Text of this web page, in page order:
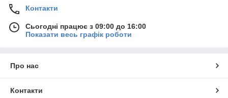
Контакти
Сьогодні працює з 09:00 до 16:00
Показати весь графік роботи
Про нас
Контакти